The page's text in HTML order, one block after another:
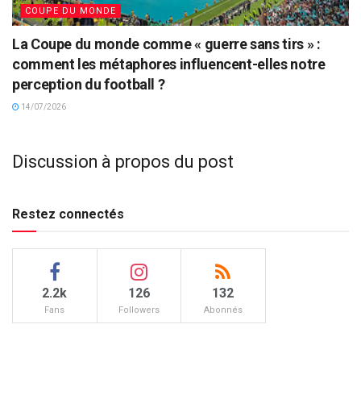
COUPE DU MONDE
La Coupe du monde comme « guerre sans tirs » :
comment les métaphores influencent-elles notre
perception du football ?
14/07/2026
Discussion à propos du post
Restez connectés
2.2k
Fans
126
Followers
132
Abonnés